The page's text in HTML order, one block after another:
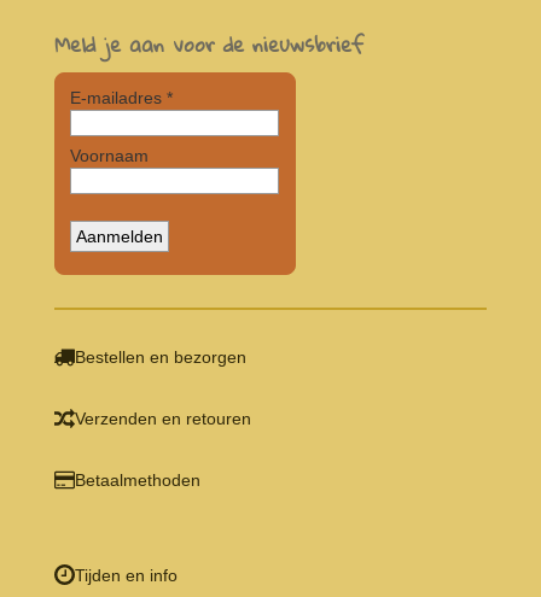
Meld je aan voor de nieuwsbrief
Bestellen en bezorgen
Verzenden en retouren
Betaalmethoden
Tijden en info